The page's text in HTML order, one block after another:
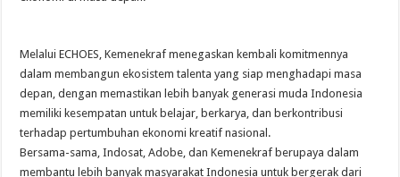
Melalui ECHOES, Kemenekraf menegaskan kembali komitmennya
dalam membangun ekosistem talenta yang siap menghadapi masa
depan, dengan memastikan lebih banyak generasi muda Indonesia
memiliki kesempatan untuk belajar, berkarya, dan berkontribusi
terhadap pertumbuhan ekonomi kreatif nasional.
Bersama-sama, Indosat, Adobe, dan Kemenekraf berupaya dalam
membantu lebih banyak masyarakat Indonesia untuk bergerak dari